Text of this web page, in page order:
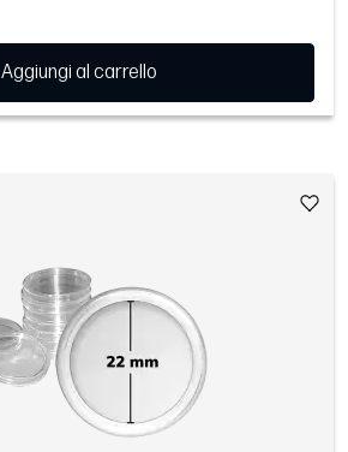
Aggiungi al carrello